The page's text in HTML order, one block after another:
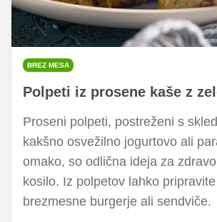
BREZ MESA
Polpeti iz prosene kaše z
Proseni polpeti, postreženi s
kakšno osvežilno jogurtovo ali
omako, so odlična ideja za
kosilo. Iz polpetov lahko
brezmesne burgerje ali sendviče.